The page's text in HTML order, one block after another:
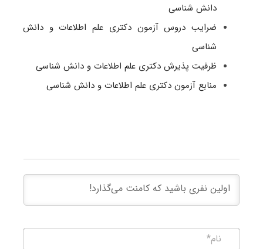
دانش شناسی
ضرایب دروس آزمون دکتری علم اطلاعات و دانش
شناسی
ظرفیت پذیرش دکتری علم اطلاعات و دانش شناسی
منابع آزمون دکتری علم اطلاعات و دانش شناسی